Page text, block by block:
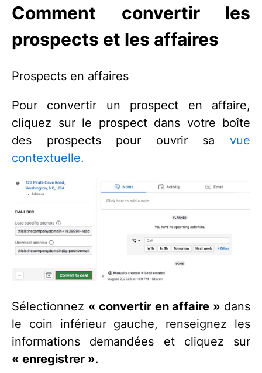
Comment convertir les
prospects et les affaires
Prospects en affaires
Pour convertir un prospect en affaire,
cliquez sur le prospect dans votre boîte
des prospects pour ouvrir sa vue
contextuelle.
Sélectionnez « convertir en affaire » dans
le coin inférieur gauche, renseignez les
informations demandées et cliquez sur
« enregistrer ».